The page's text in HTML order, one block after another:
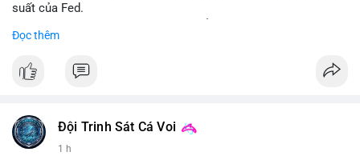
suất của Fed.
theo.
#bitcoin #btc #cryptonews
#vlikevn #titanbot
Đọc thêm
Đội Trinh Sát Cá Voi
1 h